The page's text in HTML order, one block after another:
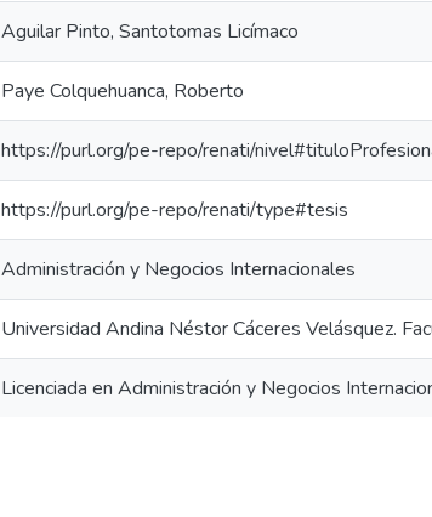
Aguilar Pinto, Santotomas Licímaco
Paye Colquehuanca, Roberto
https://purl.org/pe-repo/renati/
https://purl.org/pe-repo/renati/type#tesis
Administración y Negocios Internacionales
Universidad Andina Néstor Cáceres Velásquez.
Licenciada en Administración y Negocios